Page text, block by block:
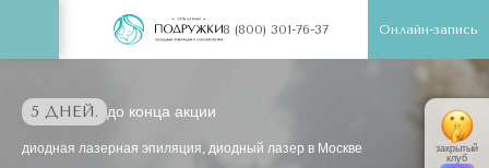
8 (800) 301-76-37 Онлайн-запись
5 ДНЕЙ. до конца акции
диодная лазерная эпиляция, диодный лазер в Москве
закрытый
клуб